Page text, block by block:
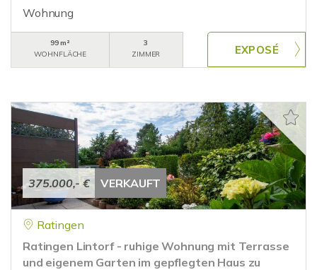
Wohnung
99 m²
WOHNFLÄCHE
3
ZIMMER
375.000,- € VERKAUFT
Ratingen
Ratingen Lintorf - ruhige Wohnung mit Terrasse
und eigenem Garten im gepflegten Haus zu